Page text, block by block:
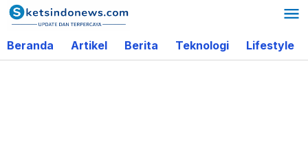
Lewati
ke
konten
Beranda Artikel Berita Teknologi Lifestyle